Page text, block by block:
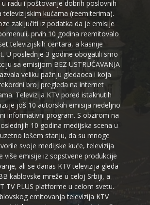
radu i poštovanje dobrih poslovnih
televizijskim kućama (reemiterima).
zaključiti iz podatka da je emisije
prvih 10 godina reemitovalo
televizijskih centara, a kasnije
U poslednje 3 godine obogatili smo
sa emisijom BEZ USTRUČAVANJA
veliku pažnju gledaoca i koja
broj pregleda na internet
Televizija KTV pored istaknutih
još 10 autorskih emisija nedeljno
informativni program. S obzirom na
10 godina medijska scena u
lošem stanju, da su mnoge
svoje medijske kuće, televizija
više emisije iz sopstvene produkcije
ali se danas KTV televizija gleda
kablovske mreže u celoj Srbiji, a
TV PLUS platforme u celom svetu.
emitovanja televizija KTV